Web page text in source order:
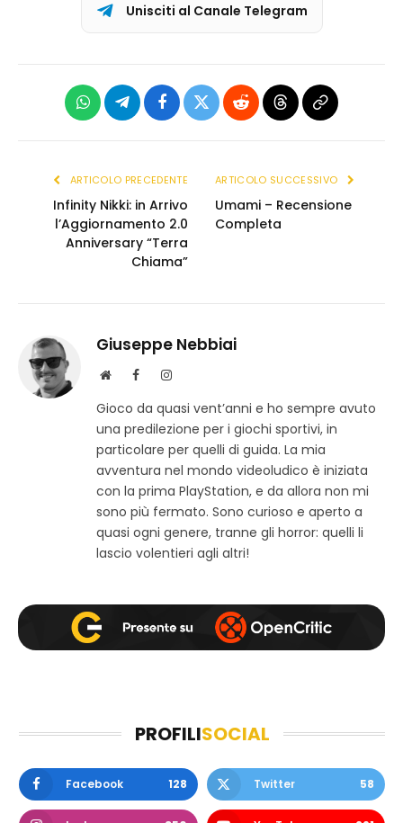
Unisciti al Canale Telegram
WhatsAppTelegramFacebook
X
RedditThreadsCopia
ARTICOLO PRECEDENTE
Infinity Nikki: in Arrivo
l’Aggiornamento 2.0
Anniversary “Terra
Chiama”
ARTICOLO SUCCESSIVO
Umami – Recensione
Completa
Giuseppe Nebbiai
S
t
o
w
F
c
e
b
k
I
s
t
a
m
Gioco da quasi vent’anni e ho sempre avuto
una predilezione per i giochi sportivi, in
particolare per quelli di guida. La mia
avventura nel mondo videoludico è iniziata
con la prima PlayStation, e da allora non mi
sono più fermato. Sono curioso e aperto a
quasi ogni genere, tranne gli horror: quelli li
lascio volentieri agli altri!
PROFILISOCIAL
Facebook 128 Twitter 58